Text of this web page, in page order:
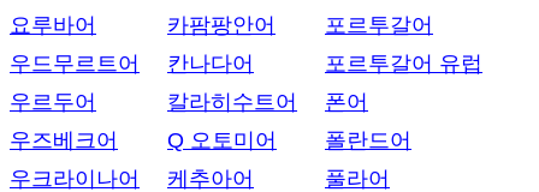
요루바어
우드무르트어
우르두어
우즈베크어
우크라이나어
카팜팡안어
칸나다어
칼라히수트어
Q 오토미어
케추아어
포르투갈어
포르투갈어 유럽
폰어
폴란드어
풀라어